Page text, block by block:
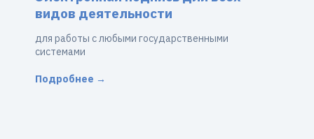
видов деятельности
для работы с любыми государственными
системами
Подробнее →